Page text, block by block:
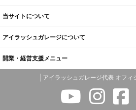
当サイトについて
アイラッシュガレージについて
開業・経営支援メニュー
アイラッシュガレージ代表 オフィ